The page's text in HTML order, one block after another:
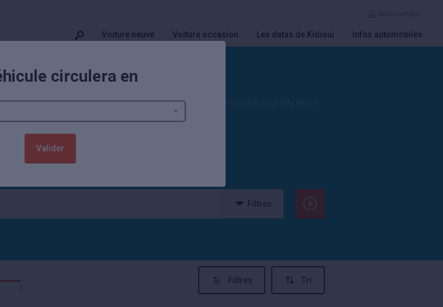
Voiture neuve Voiture occasion Les datas de Kidioui Infos automobiles
circulera en
Valider
Proace City Verso Electric
Electric neuve ou d'occasion proposée par les concessions Toyota Proace City Verso
(tout effacer)
Filtres
Filtres
Tri